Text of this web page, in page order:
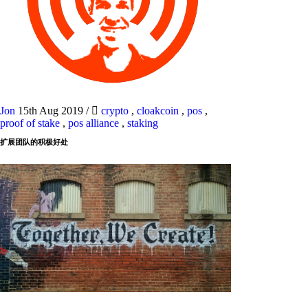
Jon 15th Aug 2019 / crypto , cloakcoin , pos ,
proof of stake , pos alliance , staking
扩展团队的积极好处